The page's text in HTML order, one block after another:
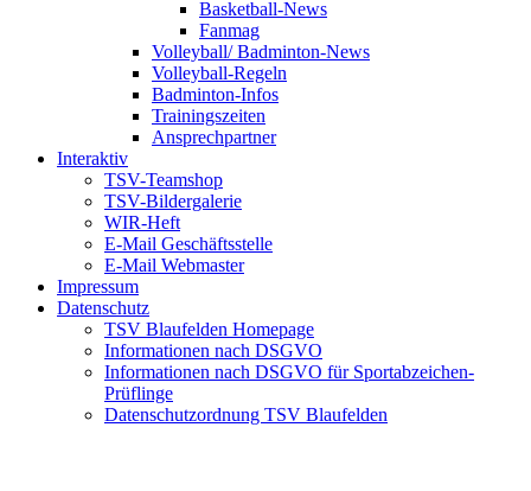
Basketball-News
Fanmag
Volleyball/ Badminton-News
Volleyball-Regeln
Badminton-Infos
Trainingszeiten
Ansprechpartner
Interaktiv
TSV-Teamshop
TSV-Bildergalerie
WIR-Heft
E-Mail Geschäftsstelle
E-Mail Webmaster
Impressum
Datenschutz
TSV Blaufelden Homepage
Informationen nach DSGVO
Informationen nach DSGVO für Sportabzeichen-
Prüflinge
Datenschutzordnung TSV Blaufelden